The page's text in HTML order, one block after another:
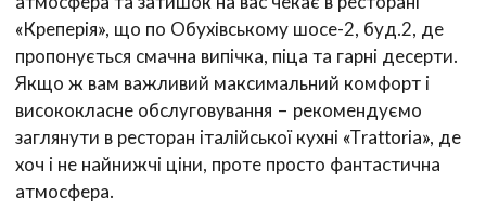
«Креперія», що по Обухівському шосе-2, буд.2, де
пропонується смачна випічка, піца та гарні десерти.
Якщо ж вам важливий максимальний комфорт і
висококласне обслуговування – рекомендуємо
заглянути в ресторан італійської кухні «Trattoria», де
хоч і не найнижчі ціни, проте просто фантастична
атмосфера.